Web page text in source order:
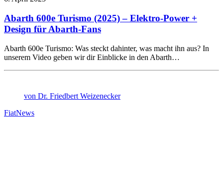
Abarth 600e Turismo (2025) – Elektro-Power +
Design für Abarth-Fans
Abarth 600e Turismo: Was steckt dahinter, was macht ihn aus? In
unserem Video geben wir dir Einblicke in den Abarth…
von Dr. Friedbert Weizenecker
FiatNews